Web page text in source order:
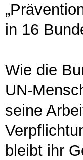
in 16
Wie die
UN-
seine
bleibt ihr